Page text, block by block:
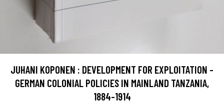
JUHANI KOPONEN : DEVELOPMENT FOR EXPLOITATION -
GERMAN COLONIAL POLICIES IN MAINLAND TANZANIA,
1884-1914